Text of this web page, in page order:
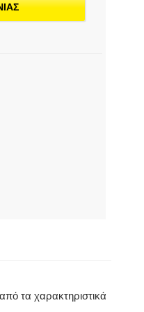
τα χαρακτηριστικά